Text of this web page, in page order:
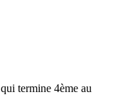
termine 4ème au